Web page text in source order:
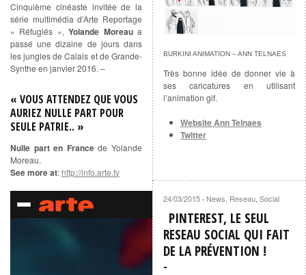
BURKINI ANIMATION – ANN TELNAES
Très bonne idée de donner vie à
ses caricatures en utilisant
l’animation gif.
Website Ann Telnaes
Twitter
Cinquième cinéaste invitée de la
série multimédia d’Arte Reportage
« Réfugiés »,Yolande Moreaua
passé une dizaine de jours dans
les jungles de Calais et de Grande-
Synthe en janvier 2016. –
« VOUS ATTENDEZ QUE VOUS
AURIEZ NULLE PART POUR
SEULE PATRIE.. »
Nulle part en Francede Yolande
Moreau.
See more at: http://info.arte.tv
24/03/2015 · News, Reseau, Social
PINTEREST, LE SEUL
RESEAU SOCIAL QUI FAIT
DE LA PRÉVENTION !